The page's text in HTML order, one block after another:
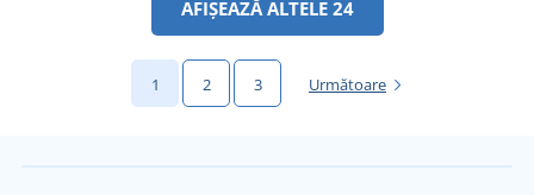
AFIȘEAZĂ ALTELE 24
1 2 3 Următoare